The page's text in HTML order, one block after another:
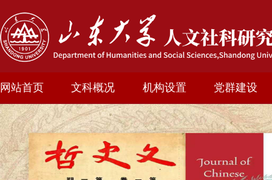
网站首页 文科概况 机构设置 党群建设